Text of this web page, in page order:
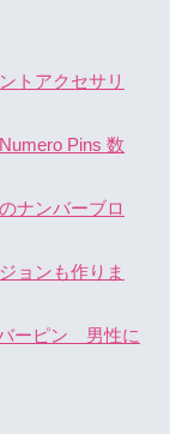
トアクセサリ
Pins 数
ナンバーブロ
ョンも作りま
ーピン 男性に